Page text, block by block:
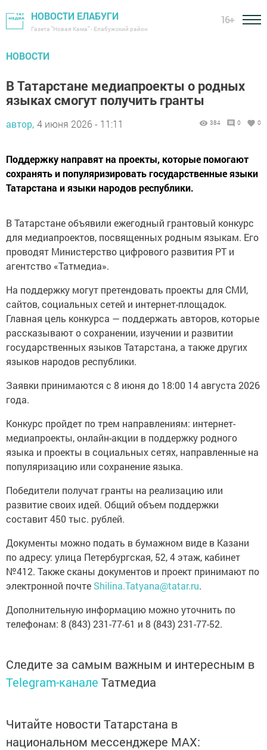
НОВОСТИ ЕЛАБУГИ
Газета "Новая Кама" - Елабужский район
16+
НОВОСТИ
В Татарстане медиапроекты о родных
языках смогут получить гранты
автор, 4 июня 2026 - 11:11 384 0 0
Поддержку направят на проекты, которые помогают
сохранять и популяризировать государственные языки
Татарстана и языки народов республики.
В Татарстане объявили ежегодный грантовый конкурс
для медиапроектов, посвященных родным языкам. Его
проводят Министерство цифрового развития РТ и
агентство «Татмедиа».
На поддержку могут претендовать проекты для СМИ,
сайтов, социальных сетей и интернет-площадок.
Главная цель конкурса — поддержать авторов, которые
рассказывают о сохранении, изучении и развитии
государственных языков Татарстана, а также других
языков народов республики.
Заявки принимаются с 8 июня до 18:00 14 августа 2026
года.
Конкурс пройдет по трем направлениям: интернет-
медиапроекты, онлайн-акции в поддержку родного
языка и проекты в социальных сетях, направленные на
популяризацию или сохранение языка.
Победители получат гранты на реализацию или
развитие своих идей. Общий объем поддержки
составит 450 тыс. рублей.
Документы можно подать в бумажном виде в Казани
по адресу: улица Петербургская, 52, 4 этаж, кабинет
№412. Также сканы документов и проект принимают по
электронной почте Shilina.Tatyana@tatar.ru.
Дополнительную информацию можно уточнить по
телефонам: 8 (843) 231-77-61 и 8 (843) 231-77-52.
Следите за самым важным и интересным в
Telegram-канале Татмедиа
Читайте новости Татарстана в
национальном мессенджере MАХ: